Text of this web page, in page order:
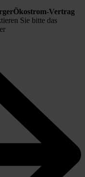
Vertrag
Sie bitte das